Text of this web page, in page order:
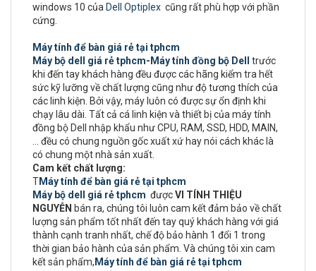
windows 10 của Dell Optiplex cũng rất phù hợp với phần
cứng.
Máy tính để bàn giá rẻ tại tphcm
Máy bộ dell giá rẻ tphcm- Máy tính đồng bộ Dell
trước
khi đến tay khách hàng đều được các hãng kiểm tra hết
sức kỹ lưỡng về chất lượng cũng như độ tương thích của
các linh kiện. Bởi vậy, máy luôn có được sự ổn định khi
chạy lâu dài. Tất cả cá linh kiện và thiết bị của máy tính
đồng bộ Dell nhập khẩu như CPU, RAM, SSD, HDD, MAIN,
... đều có chung nguồn gốc xuất xứ hay nói cách khác là
có chung một nhà sản xuất.
Cam kết chất lượng:
TMáy tính để bàn giá rẻ tại tphcm
Máy bộ dell giá rẻ tphcm đượcVI TÍNH THIỆU
NGUYỄN bán ra, chúng tôi luôn cam kết đảm bảo về chất
lượng sản phẩm tốt nhất đến tay quý khách hàng với giá
thành cạnh tranh nhất, chế độ bảo hành 1 đổi 1 trong
thời gian bảo hành của sản phẩm. Và chúng tôi xin cam
kết sản phẩm, Máy tính để bàn giá rẻ tại tphcm